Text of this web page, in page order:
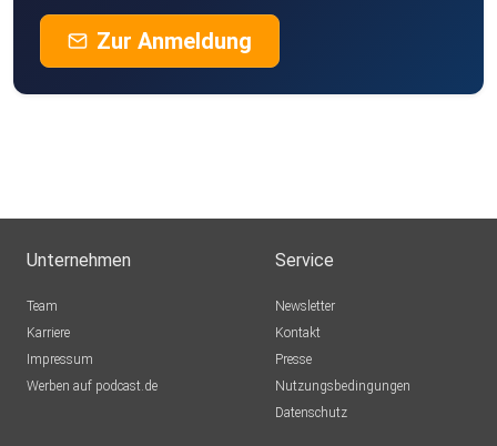
Zur Anmeldung
Unternehmen
Team
Karriere
Impressum
Werben auf podcast.de
Service
Newsletter
Kontakt
Presse
Nutzungsbedingungen
Datenschutz